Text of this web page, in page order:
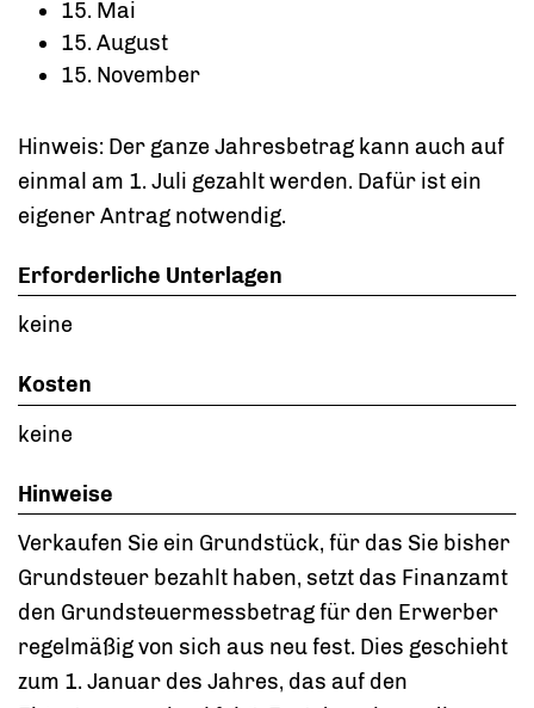
15. Mai
15. August
15. November
Hinweis: Der ganze Jahresbetrag kann auch auf
einmal am 1. Juli gezahlt werden. Dafür ist ein
eigener Antrag notwendig.
Erforderliche Unterlagen
keine
Kosten
keine
Hinweise
Verkaufen Sie ein Grundstück, für das Sie bisher
Grundsteuer bezahlt haben, setzt das Finanzamt
den Grundsteuermessbetrag für den Erwerber
regelmäßig von sich aus neu fest. Dies geschieht
zum 1. Januar des Jahres, das auf den